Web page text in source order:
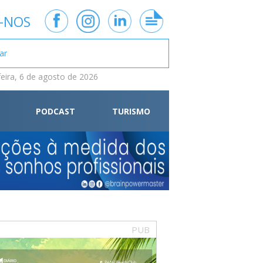
6 de agosto de 2026
PODCAST TURISMO
PUB